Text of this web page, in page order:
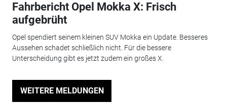
Fahrbericht Opel Mokka X: Frisch
aufgebrüht
Opel spendiert seinem kleinen SUV Mokka ein Update. Besseres
Aussehen schadet schließlich nicht. Für die bessere
Unterscheidung gibt es jetzt zudem ein großes X.
WEITERE MELDUNGEN